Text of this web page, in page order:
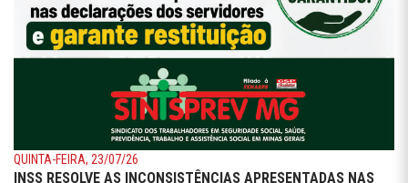
QUINTA-FEIRA, 23/07/26
INSS RESOLVE AS INCONSISTÊNCIAS APRESENTADAS NAS